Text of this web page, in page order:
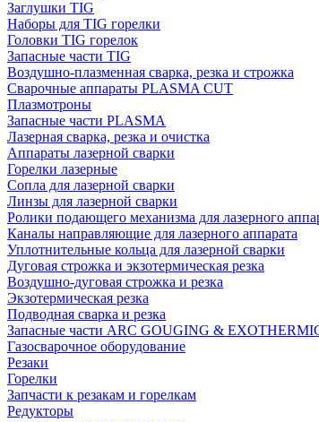
Заглушки TIG
Наборы для TIG горелки
Головки TIG горелок
Запасные части TIG
Воздушно-плазменная сварка, резка и строжка
Сварочные аппараты PLASMA CUT
Плазмотроны
Запасные части PLASMA
Лазерная сварка, резка и очистка
Аппараты лазерной сварки
Горелки лазерные
Сопла для лазерной сварки
Линзы для лазерной сварки
Ролики подающего механизма для лазерного
Каналы направляющие для лазерного аппарата
Уплотнительные кольца для лазерной сварки
Дуговая строжка и экзотермическая резка
Воздушно-дуговая строжка и резка
Экзотермическая резка
Подводная сварка и резка
Запасные части ARC GOUGING &
Газосварочное оборудование
Резаки
Горелки
Запчасти к резакам и горелкам
Редукторы